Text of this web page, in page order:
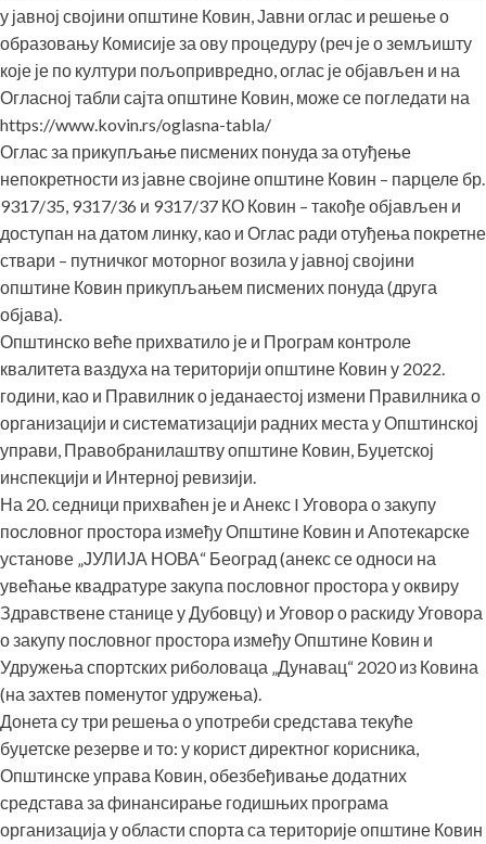
у јавној својини општине Ковин, Јавни оглас и решење о
образовању Комисије за ову процедуру (реч је о земљишту
које је по култури пољопривредно, оглас је објављен и на
Огласној табли сајта општине Ковин, може се погледати на
https://www.kovin.rs/oglasna-tabla/
Оглас за прикупљање писмених понуда за отуђење
непокретности из јавне својине општине Ковин – парцеле бр.
9317/35, 9317/36 и 9317/37 КО Ковин – такође објављен и
доступан на датом линку, као и Оглас ради отуђења покретне
ствари – путничког моторног возила у јавној својини
општине Ковин прикупљањем писмених понуда (друга
објава).
Општинско веће прихватило је и Програм контроле
квалитета ваздуха на територији општине Ковин у 2022.
години, као и Правилник о једанаестој измени Правилника о
организацији и систематизацији радних места у Општинској
управи, Правобранилаштву општине Ковин, Буџетској
инспекцији и Интерној ревизији.
На 20. седници прихваћен је и Анекс I Уговора о закупу
пословног простора између Општине Ковин и Апотекарске
установе „ЈУЛИЈА НОВА“ Београд (анекс се односи на
увећање квадратуре закупа пословног простора у оквиру
Здравствене станице у Дубовцу) и Уговор о раскиду Уговора
о закупу пословног простора између Општине Ковин и
Удружења спортских риболоваца „Дунавац“ 2020 из Ковина
(на захтев поменутог удружења).
Донета су три решења о употреби средстава текуће
буџетске резерве и то: у корист директног корисника,
Општинске управа Ковин, обезбеђивање додатних
средстава за финансирање годишњих програма
организација у области спорта са територије општине Ковин